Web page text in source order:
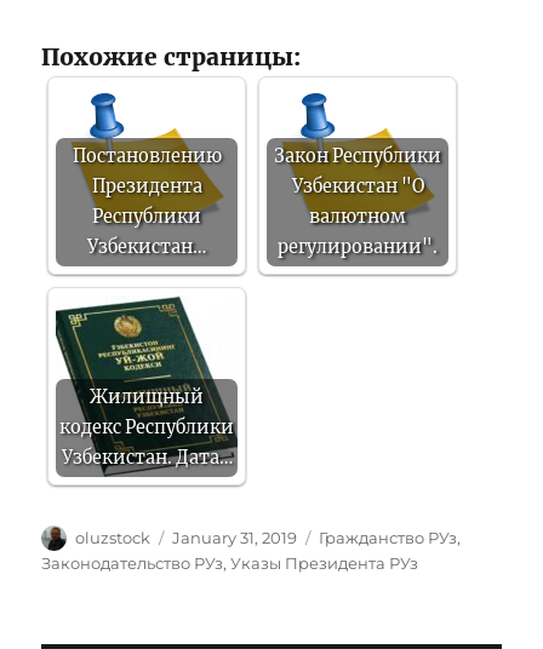
Похожие страницы:
Постановлению
Президента
Республики
Узбекистан…
Закон Республики
Узбекистан "О
валютном
регулировании".
Жилищный
кодекс Республики
Узбекистан. Дата…
Author
oluzstock
Posted
on
January 31, 2019 Categories
Гражданство РУз,
Законодательство РУз,Указы Президента РУз